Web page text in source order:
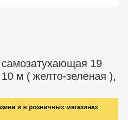
19
м ( желто-зеленая ),
и в розничных магазинах